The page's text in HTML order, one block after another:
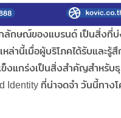
กลักษณ์ของแบรนด์ เป็นสิ่งที่
หล่านี้เมื่อผู้บริโภคได้รับแล
งแกร่งเป็นสิ่งสำคัญสำหรับ
ที่น่าจดจำ วันนี้ทาง